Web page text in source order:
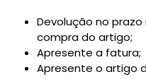
Devolução no
compra do artigo;
Apresente a fatura;
Apresente o artigo